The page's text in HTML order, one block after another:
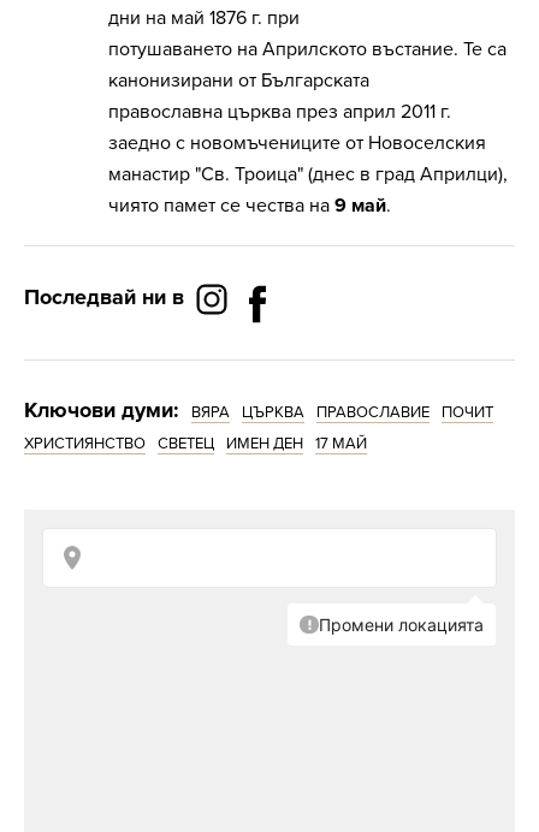
дни на май 1876 г. при
потушаването на Априлското въстание. Те са
канонизирани от Българската
православна църква през април 2011 г.
заедно с новомъчениците от Новоселския
манастир "Св. Троица" (днес в град Априлци),
чиято памет се чества на 9 май.
Последвай ни в
Ключови думи: ВЯРА ЦЪРКВА ПРАВОСЛАВИЕ
ПОЧИТ
ХРИСТИЯНСТВО
СВЕТЕЦ ИМЕН ДЕН 17 МАЙ